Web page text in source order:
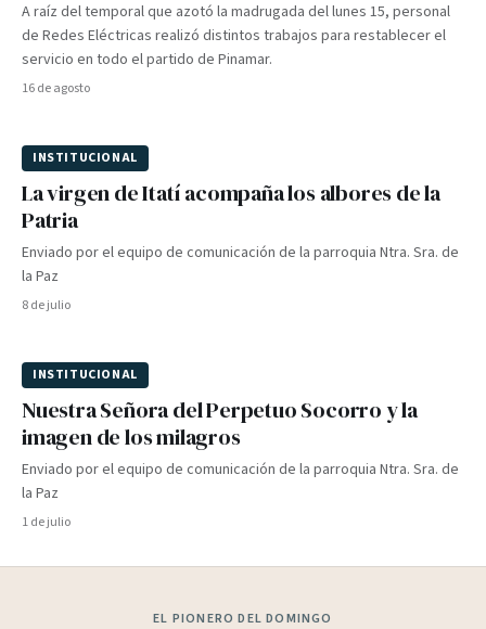
A raíz del temporal que azotó la madrugada del lunes 15, personal
de Redes Eléctricas realizó distintos trabajos para restablecer el
servicio en todo el partido de Pinamar.
16 de agosto
PIONERO
INSTITUCIONAL
La virgen de Itatí acompaña los albores de la
Patria
Enviado por el equipo de comunicación de la parroquia Ntra. Sra. de
la Paz
8 de julio
PIONERO
INSTITUCIONAL
Nuestra Señora del Perpetuo Socorro y la
imagen de los milagros
Enviado por el equipo de comunicación de la parroquia Ntra. Sra. de
la Paz
1 de julio
EL PIONERO DEL DOMINGO